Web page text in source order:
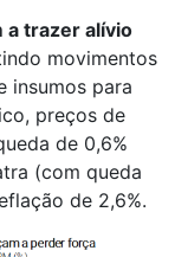
a trazer alívio
movimentos
insumos para
preços de
de 0,6%
(com queda
de 2,6%.